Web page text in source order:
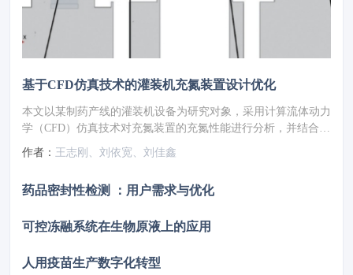
基于CFD仿真技术的灌装机充氮装置设计优化
本文以某制药产线的灌装机设备为研究对象，采用计算流体动力
学（CFD）仿真技术对充氮装置的充氮性能进行分析，并结合分
析结果对氮幕结构进行了优化设计。随后，针对优化方案进行性
能仿真验证，结果显示优化后的顶空残氧量降低至0.252%。为
进行性能测试，测得的顶空残氧量为0.68%，这一结果满足了小
作者： 王志刚、刘依宽、刘佳鑫
药品密封性检测 ：用户需求与优化
可控冻融系统在生物原液上的应用
人用疫苗生产数字化转型